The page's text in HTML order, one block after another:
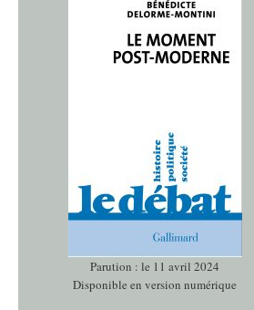
Parution : le 11 avril 2024
Disponible en version numérique